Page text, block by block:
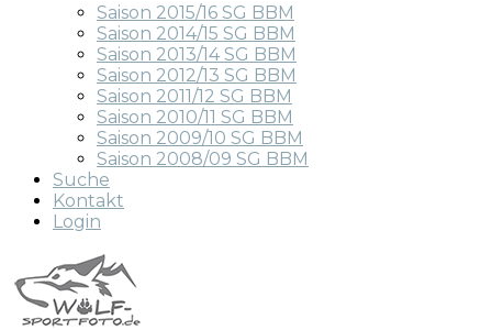
Saison 2015/16 SG BBM
Saison 2014/15 SG BBM
Saison 2013/14 SG BBM
Saison 2012/13 SG BBM
Saison 2011/12 SG BBM
Saison 2010/11 SG BBM
Saison 2009/10 SG BBM
Saison 2008/09 SG BBM
Suche
Kontakt
Login